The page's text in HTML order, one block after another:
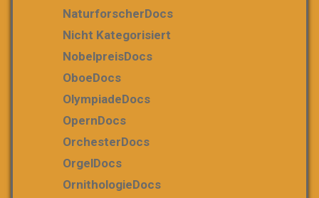
NaturforscherDocs
Nicht Kategorisiert
NobelpreisDocs
OboeDocs
OlympiadeDocs
OpernDocs
OrchesterDocs
OrgelDocs
OrnithologieDocs